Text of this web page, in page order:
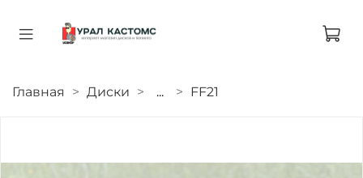
Главная Диски ... FF21